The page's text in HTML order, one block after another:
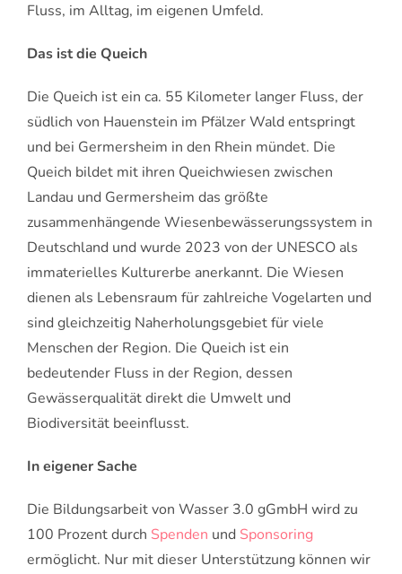
Fluss, im Alltag, im eigenen Umfeld.
Das ist die Queich
Die Queich ist ein ca. 55 Kilometer langer Fluss, der
südlich von Hauenstein im Pfälzer Wald entspringt
und bei Germersheim in den Rhein mündet. Die
Queich bildet mit ihren Queichwiesen zwischen
Landau und Germersheim das größte
zusammenhängende Wiesenbewässerungssystem in
Deutschland und wurde 2023 von der UNESCO als
immaterielles Kulturerbe anerkannt. Die Wiesen
dienen als Lebensraum für zahlreiche Vogelarten und
sind gleichzeitig Naherholungsgebiet für viele
Menschen der Region. Die Queich ist ein
bedeutender Fluss in der Region, dessen
Gewässerqualität direkt die Umwelt und
Biodiversität beeinflusst.
In eigener Sache
Die Bildungsarbeit von Wasser 3.0 gGmbH wird zu
100 Prozent durch Spenden und Sponsoring
ermöglicht. Nur mit dieser Unterstützung können wir